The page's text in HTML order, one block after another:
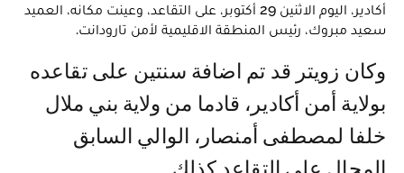
أكادير، اليوم الاثنين 29 أكتوبر، على التقاعد، وعينت مكانه، العميد
سعيد مبروك، رئيس المنطقة الاقليمية لأمن تارودانت.
وكان زويتر قد تم اضافة سنتين على تقاعده
بولاية أمن أكادير، قادما من ولاية بني ملال
خلفا لمصطفى أمنصار، الوالي السابق